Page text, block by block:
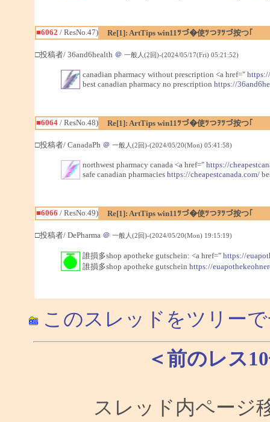
■6062 / ResNo.47) Re[1]: ArtTips win11ﾂづ�使ﾂつｦﾂづ按つ｢
□投稿者/ 36and6health ＠ 一般人(2回)-(2024/05/17(Fri) 05:21:52)
canadian pharmacy without prescription <a href="
best canadian pharmacy no prescription https://
■6064/ ResNo.48) Re[1]: ArtTips win11ﾂづ�使ﾂつｦﾂづ按つ｢
□投稿者/ CanadaPh ＠ 一般人(2回)-(2024/05/20(Mon) 05:41:58)
northwest pharmacy canada <a href=" https://
safe canadian pharmacies https://cheapestcanada.com/
■6066 / ResNo.49) Re[1]: ArtTips win11ﾂづ�使ﾂつｦﾂづ按つ｢
□投稿者/ DePharma ＠ 一般人(2回)-(2024/05/20(Mon) 19:15:19)
誰損多shop apotheke gutschein: <a href=" https://
誰損多shop apotheke gutschein https://
このスレッドをツリー
＜前のレス
スレッド内ページ